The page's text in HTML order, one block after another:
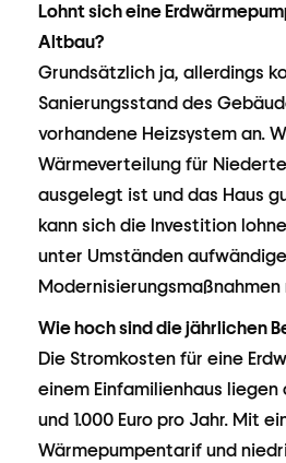
Lohnt sich eine
Altbau?
Grundsätzlich ja, allerdings
Sanierungsstand des
vorhandene Heizsystem an.
Wärmeverteilung für
ausgelegt ist und das Haus
kann sich die Investition
unter Umständen aufwändige
Modernisierungsmaßnahmen
Wie hoch sind die jährlichen
Die Stromkosten für eine
einem Einfamilienhaus
und 1.000 Euro pro Jahr. Mit
Wärmepumpentarif und